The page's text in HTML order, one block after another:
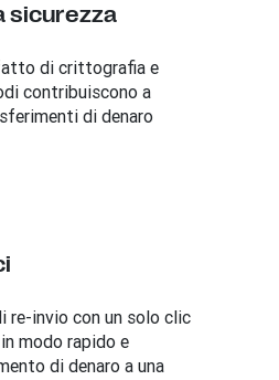
sicurezza
di crittografia e
contribuiscono a
di denaro
re-invio con un solo clic
modo rapido e
di denaro a una